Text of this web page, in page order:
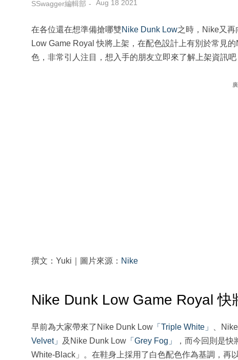
SSwagger編輯部 Aug 18 2021
在各位還在想準備搶哪雙Nike Dunk Low之時，Nike又
Low Game Royal 快將上架，在配色設計上有別於常見
色，非常引人注目，想入手的朋友立即來了解上架資訊吧
撰文：Yuki｜圖片來源： Nike
Nike Dunk Low Game Royal 快
早前為大家帶來了Nike Dunk Low 「Triple White」 、
Velvet」
及Nike Dunk Low 「Grey Fog」
，而今回則是
White-Black」。在鞋身上採用了白色配色作為基調，再